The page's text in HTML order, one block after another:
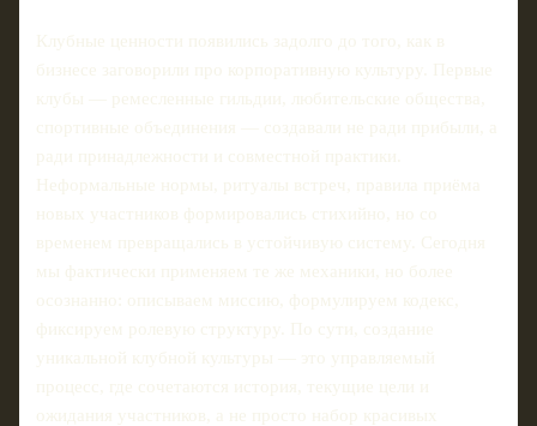
Клубные ценности появились задолго до того, как в
бизнесе заговорили про корпоративную культуру. Первые
клубы — ремесленные гильдии, любительские общества,
спортивные объединения — создавали не ради прибыли, а
ради принадлежности и совместной практики.
Неформальные нормы, ритуалы встреч, правила приёма
новых участников формировались стихийно, но со
временем превращались в устойчивую систему. Сегодня
мы фактически применяем те же механики, но более
осознанно: описываем миссию, формулируем кодекс,
фиксируем ролевую структуру. По сути, создание
уникальной клубной культуры — это управляемый
процесс, где сочетаются история, текущие цели и
ожидания участников, а не просто набор красивых